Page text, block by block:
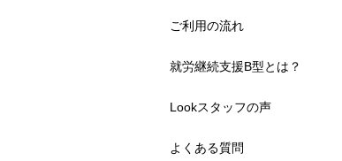
ご利用の流れ
就労継続支援B型とは？
Lookスタッフの声
よくある質問